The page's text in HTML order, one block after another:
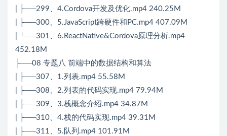
| ├──299、4.Cordova开发及优化.mp4 240.25M
| ├──300、5.JavaScript跨硬件和PC.mp4 407.09M
| └──301、6.ReactNative&Cordova原理分析.mp4
452.18M
├──08 专题八 前端中的数据结构和算法
| ├──307、1.列表.mp4 55.58M
| ├──308、2.列表的代码实现.mp4 79.94M
| ├──309、3.栈概念介绍.mp4 34.87M
| ├──310、4.栈的代码实现.mp4 39.31M
| ├──311、5.队列.mp4 101.91M